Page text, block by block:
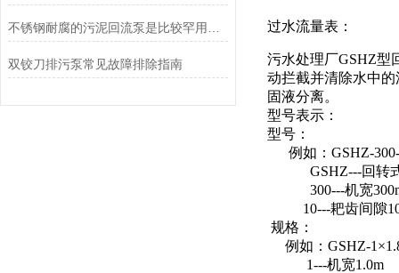
双铰刀排污泵常见故障排除指南
过水流量表：
污水处理厂GSHZ型
动拦截并清除水中
固液分离。
型号表示：
型号：
例如：GSHZ-
GSHZ---回转式
300---机宽
10---耙齿间隙
规格：
例如：GSHZ-
1---机宽1.0m